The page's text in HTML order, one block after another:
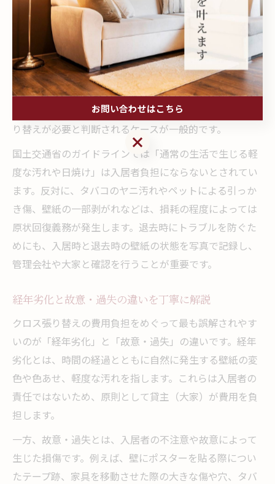
クロス張り替えが必要となる損傷や汚れの判断基準は、
主に「経年劣化」と「故意・過失による損傷」の区別が
ポイントです。経年による変色や薄い汚れなどは自然な
劣化とみなされ、原状回復の範囲外となる場合が多いで
す。一方で、壁紙に大きな破れや落書き、家具をぶつけ
た跡など明らかに人為的な損傷がある場合は、クロス張
り替えが必要と判断されるケースが一般的です。
国土交通省のガイドラインでは「通常の生活で生じる軽
度な汚れや日焼け」は入居者負担にならないとされてい
ます。反対に、タバコのヤニ汚れやペットによる引っか
き傷、壁紙の一部剥がれなどは、損耗の程度によっては
原状回復義務が発生します。退去時にトラブルを防ぐた
めにも、入居時と退去時の壁紙の状態を写真で記録し、
管理会社や大家と確認を行うことが重要です。
経年劣化と故意・過失の違いを丁寧に解説
クロス張り替えの費用負担をめぐって最も誤解されやす
いのが「経年劣化」と「故意・過失」の違いです。経年
劣化とは、時間の経過とともに自然に発生する壁紙の変
色や色あせ、軽度な汚れを指します。これらは入居者の
責任ではないため、原則として貸主（大家）が費用を負
担します。
一方、故意・過失とは、入居者の不注意や故意によって
生じた損傷です。例えば、壁にポスターを貼る際につい
たテープ跡、家具を移動させた際の大きな傷や穴、タバ
お問い合わせはこちら
お問い合わせはこちら